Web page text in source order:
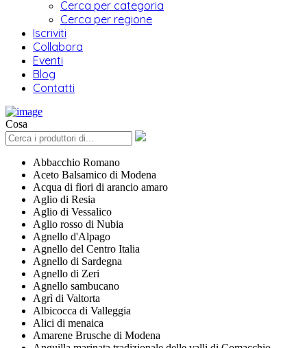
Cerca per categoria
Cerca per regione
Iscriviti
Collabora
Eventi
Blog
Contatti
Cosa
Abbacchio Romano
Aceto Balsamico di Modena
Acqua di fiori di arancio amaro
Aglio di Resia
Aglio di Vessalico
Aglio rosso di Nubia
Agnello d'Alpago
Agnello del Centro Italia
Agnello di Sardegna
Agnello di Zeri
Agnello sambucano
Agrì di Valtorta
Albicocca di Valleggia
Alici di menaica
Amarene Brusche di Modena